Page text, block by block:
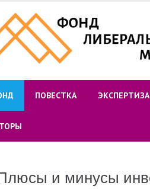
ПОВЕСТКА ЭКСПЕРТИЗА
и минусы